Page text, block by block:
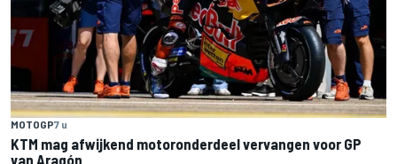
MOTOGP7 u
KTM mag afwijkend motoronderdeel vervangen voor GP
van Aragón